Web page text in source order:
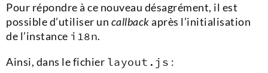
Pour répondre à ce nouveau désagrément, il est
possible d’utiliser un callbackaprès l’initialisation
de l’instance i18n.
Ainsi, dans le fichier layout.js :